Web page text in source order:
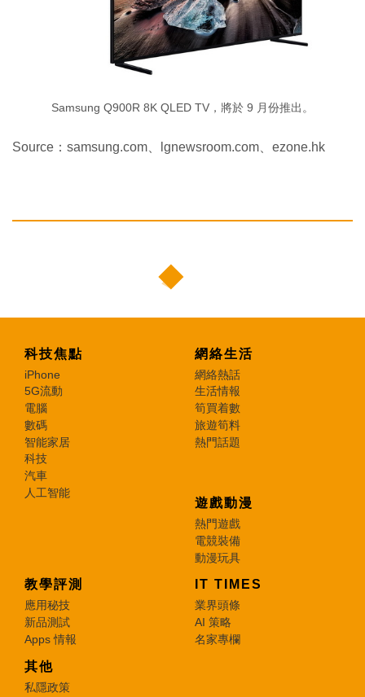
Samsung Q900R 8K QLED TV，將於 9 月份推出。
Source：samsung.com、lgnewsroom.com、ezone.hk
科技焦點
iPhone
5G流動
電腦
數碼
智能家居
科技
汽車
人工智能
網絡生活
網絡熱話
生活情報
筍買着數
旅遊筍料
熱門話題
遊戲動漫
熱門遊戲
電競裝備
動漫玩具
教學評測
應用秘技
新品測試
Apps 情報
IT TIMES
業界頭條
AI 策略
名家專欄
其他
私隱政策